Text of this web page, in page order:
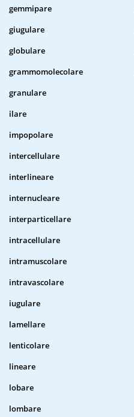
gemmipare
giugulare
globulare
grammomolecolare
granulare
ilare
impopolare
intercellulare
interlineare
internucleare
interparticellare
intracellulare
intramuscolare
intravascolare
iugulare
lamellare
lenticolare
lineare
lobare
lombare